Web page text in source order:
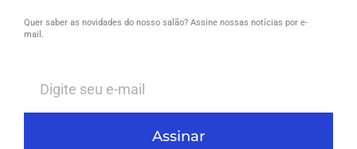
Quer saber as novidades do nosso salão? Assine nossas notícias por e-
mail.
Assinar